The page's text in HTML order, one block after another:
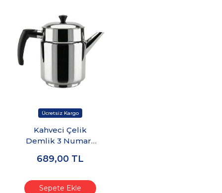
Kahveci Çelik
Demlik 3 Numara
689,00 TL
Sepete Ekle